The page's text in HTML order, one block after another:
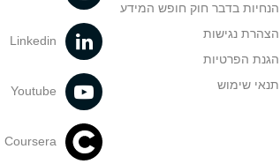
הנחיות בדבר חוק חופש המידע
הצהרת נגישות
הגנת הפרטיות
תנאי שימוש
Linkedin
Youtube
Coursera